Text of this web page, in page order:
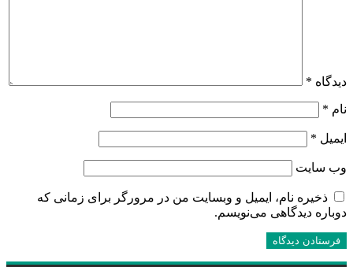
دیدگاه *
نام *
ایمیل *
وب‌ سایت
ذخیره نام، ایمیل و وبسایت من در مرورگر برای زمانی که
دوباره دیدگاهی می‌نویسم.